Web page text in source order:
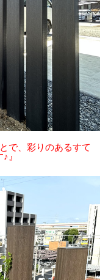
で、彩りのあるすて
』